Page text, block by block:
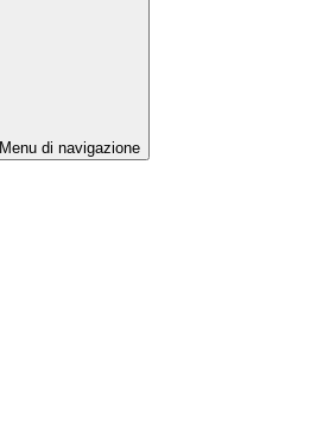
Menu di navigazione